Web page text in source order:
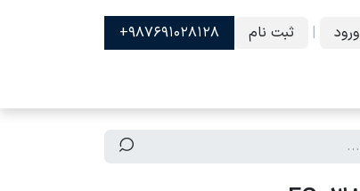
ورود
| ثبت نام 987691028128+